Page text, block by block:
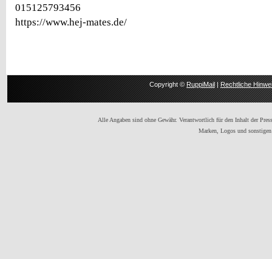
015125793456
https://www.hej-mates.de/
Copyright ©RuppiMail|Rechtliche
Alle Angaben sind ohne Gewähr. Verantwortlich für den Inhalt der
Marken, Logos und